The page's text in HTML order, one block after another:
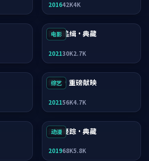
201642K4K
电影
南港追缉·典藏
202130K2.7K
综艺
燃烧·重磅献映
202156K4.7K
动漫
迷城疑踪·典藏
201968K5.8K